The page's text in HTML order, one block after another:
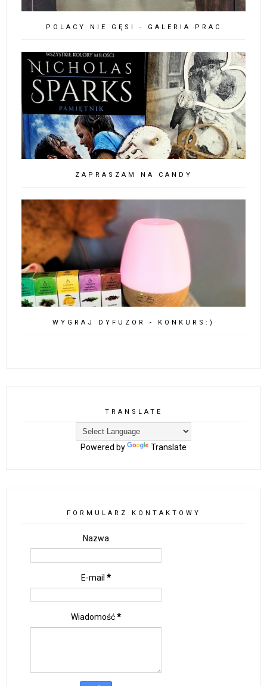
POLACY NIE GĘSI - GALERIA PRAC
ZAPRASZAM NA CANDY
WYGRAJ DYFUZOR - KONKURS:)
TRANSLATE
Powered by Translate
FORMULARZ KONTAKTOWY
Nazwa
E-mail *
Wiadomość*